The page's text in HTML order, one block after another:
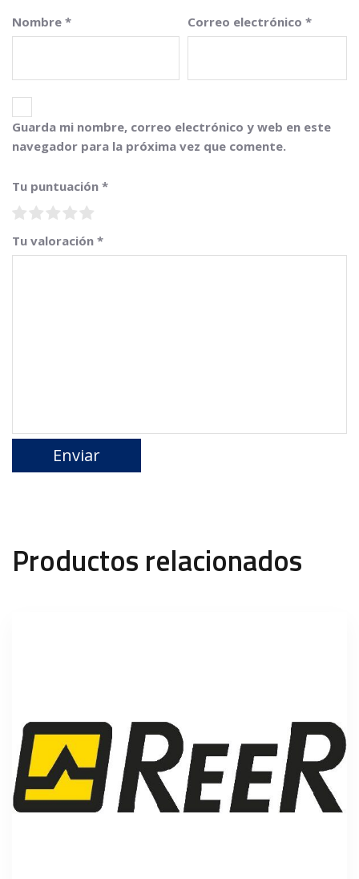
Nombre * Correo electrónico *
Guarda mi nombre, correo electrónico y web en este
navegador para la próxima vez que comente.
Tu puntuación *
Tu valoración *
Productos relacionados